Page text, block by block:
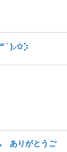
` )⸝✩︎⡱
ありがとうご